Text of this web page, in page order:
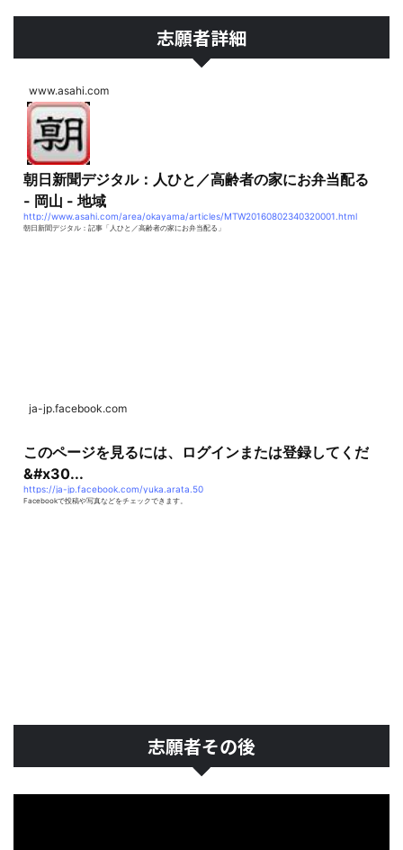
志願者詳細
www.asahi.com
朝日新聞デジタル：人ひと／高齢者の家にお弁当配る
- 岡山 - 地域
http://www.asahi.com/area/okayama/articles/MTW20160802340320001.html
朝日新聞デジタル：記事「人ひと／高齢者の家にお弁当配る」
ja-jp.facebook.com
このページを見るには、ログインまたは登録してくだ
&#x30...
https://ja-jp.facebook.com/yuka.arata.50
Facebookで投稿や写真などをチェックできます。
志願者その後